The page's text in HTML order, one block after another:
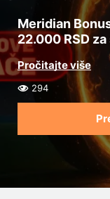
Meridian
22.000 RSD
294